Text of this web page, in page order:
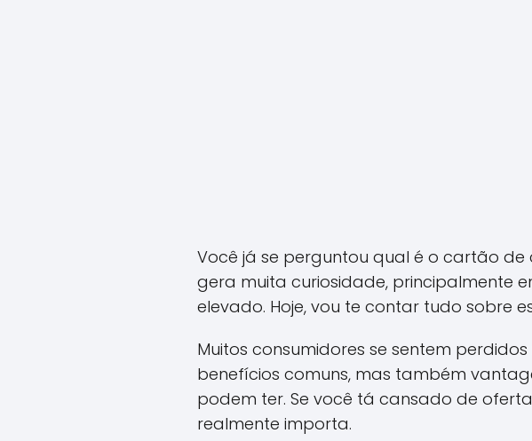
Você já se perguntou qual é o cartão de
gera muita curiosidade, principalmente
elevado. Hoje, vou te contar tudo sobre
Muitos consumidores se sentem
benefícios comuns, mas também
podem ter. Se você tá cansado de
realmente importa.